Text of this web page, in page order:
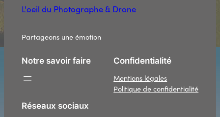
L'oeil du Photographe & Drone
Partageons une émotion
Notre savoir faire
Confidentialité
Mentions légales
Politique de confidentialité
Réseaux sociaux